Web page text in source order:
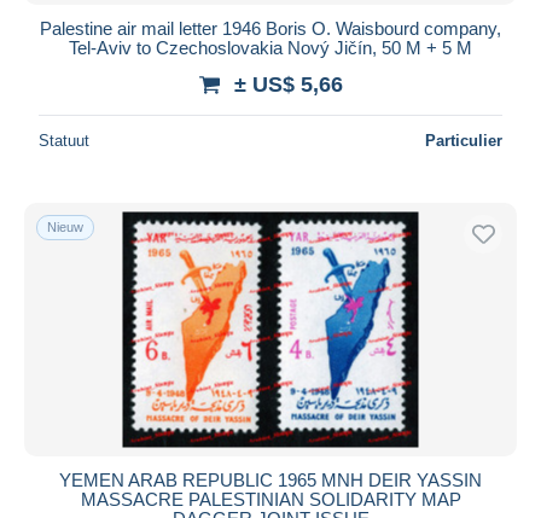
Palestine air mail letter 1946 Boris O. Waisbourd company,
Tel-Aviv to Czechoslovakia Nový Jičín, 50 M + 5 M
± US$ 5,66
Statuut Particulier
Nieuw
YEMEN ARAB REPUBLIC 1965 MNH DEIR YASSIN
MASSACRE PALESTINIAN SOLIDARITY MAP